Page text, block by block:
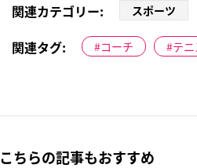
関連カテゴリー:
スポーツ
関連タグ: コーチ テニ
こちらの記事もおすすめ